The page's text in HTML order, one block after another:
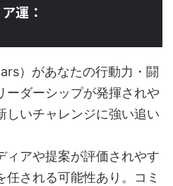
運：
）があなたの行動力・闘
ーダーシップが発揮されや
しいチャレンジに強い追い
ィアや提案が評価されやす
任される可能性あり。コミ